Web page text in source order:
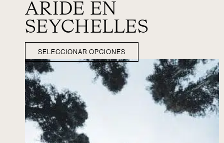
ARIDE EN
SEYCHELLES
SELECCIONAR OPCIONES